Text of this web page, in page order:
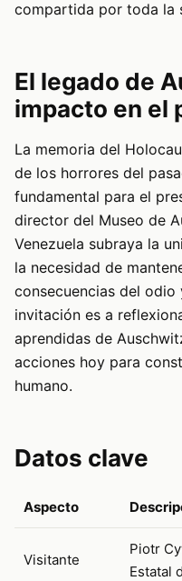
compartida por toda la
El legado de
impacto en el
La memoria del
de los horrores del
fundamental para el
director del Museo de
Venezuela subraya la
la necesidad de
consecuencias del odio
invitación es a
aprendidas de
acciones hoy para
humano.
Datos clave
Aspecto
Visitante
Piotr
Estatal